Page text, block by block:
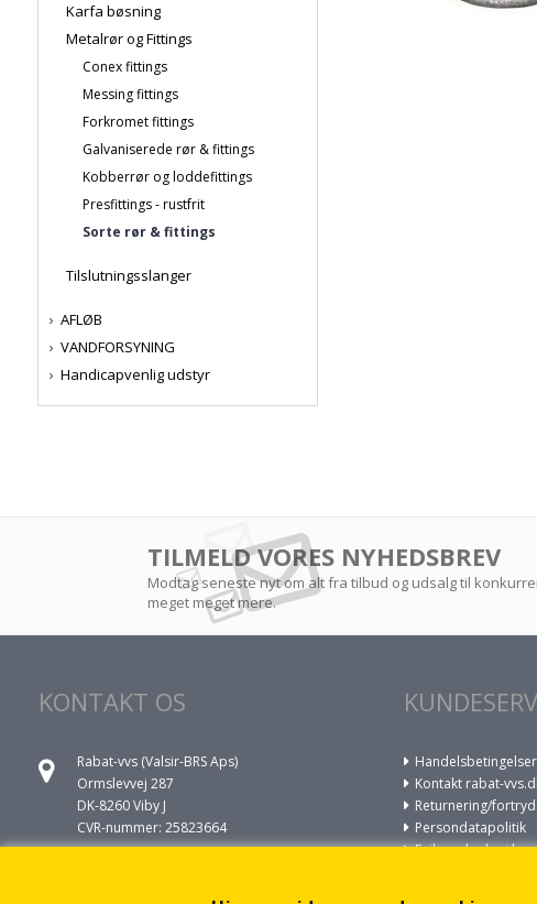
Karfa bøsning
Metalrør og Fittings
Conex fittings
Messing fittings
Forkromet fittings
Galvaniserede rør & fittings
Kobberrør og loddefittings
Presfittings - rustfrit
Sorte rør & fittings
Tilslutningsslanger
AFLØB
VANDFORSYNING
Handicapvenlig udstyr
TILMELD VORES NYHEDSBREV
Modtag seneste nyt om alt fra tilbud og udsalg til
meget meget mere.
KONTAKT OS
Rabat-vvs (Valsir-BRS Aps)
Ormslevvej 287
DK-8260 Viby J
CVR-nummer: 25823664
+45 86930022
Handelsbetingelser
Kontakt rabat-
Returnering/
Persondatapolitik
Fejl og skader i